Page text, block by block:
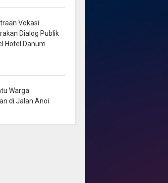
Vokasi
Dialog Publik
Hotel Danum
Warga
di Jalan Anoi